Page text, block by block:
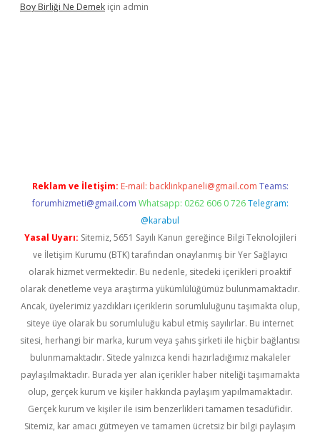
Boy Birliği Ne Demek için admin
Reklam ve İletişim: E-mail: backlinkpaneli@gmail.com Teams:
forumhizmeti@gmail.com Whatsapp: 0262 606 0 726 Telegram:
@karabul
Yasal Uyarı: Sitemiz, 5651 Sayılı Kanun gereğince Bilgi Teknolojileri
ve İletişim Kurumu (BTK) tarafından onaylanmış bir Yer Sağlayıcı
olarak hizmet vermektedir. Bu nedenle, sitedeki içerikleri proaktif
olarak denetleme veya araştırma yükümlülüğümüz bulunmamaktadır.
Ancak, üyelerimiz yazdıkları içeriklerin sorumluluğunu taşımakta olup,
siteye üye olarak bu sorumluluğu kabul etmiş sayılırlar. Bu internet
sitesi, herhangi bir marka, kurum veya şahıs şirketi ile hiçbir bağlantısı
bulunmamaktadır. Sitede yalnızca kendi hazırladığımız makaleler
paylaşılmaktadır. Burada yer alan içerikler haber niteliği taşımamakta
olup, gerçek kurum ve kişiler hakkında paylaşım yapılmamaktadır.
Gerçek kurum ve kişiler ile isim benzerlikleri tamamen tesadüfidir.
Sitemiz, kar amacı gütmeyen ve tamamen ücretsiz bir bilgi paylaşım